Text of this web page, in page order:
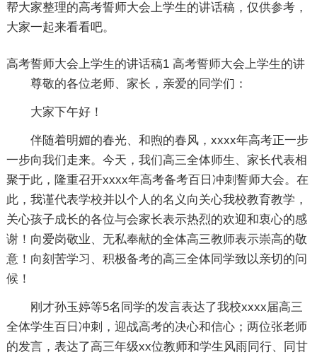
帮大家整理的高考誓师大会上学生的讲话稿，仅供参考，
大家一起来看看吧。
高考誓师大会上学生的讲话稿1
尊敬的各位老师、家长，亲爱的同学们：
大家下午好！
伴随着明媚的春光、和煦的春风，xxxx年高考正一步
一步向我们走来。今天，我们高三全体师生、家长代表相
聚于此，隆重召开xxxx年高考备考百日冲刺誓师大会。在
此，我谨代表学校并以个人的名义向关心我校教育教学，
关心孩子成长的各位与会家长表示热烈的欢迎和衷心的感
谢！向爱岗敬业、无私奉献的全体高三教师表示崇高的敬
意！向刻苦学习、积极备考的高三全体同学致以亲切的问
候！
刚才孙玉婷等5名同学的发言表达了我校xxxx届高三
全体学生百日冲刺，迎战高考的决心和信心；两位张老师
的发言，表达了高三年级xx位教师和学生风雨同行、同甘
高考誓师大会上学生的讲